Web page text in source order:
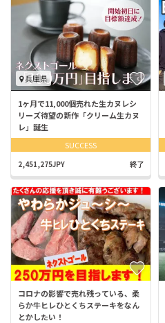
兵庫県
1ヶ月で11,000個売れた生カヌレシ
リーズ待望の新作「クリーム生カヌ
レ」誕生
SUCCESS
2,451,275JPY 終了
コロナの影響で売れ残っている、柔
らか牛ヒレひとくちステーキをなん
とかしたい！